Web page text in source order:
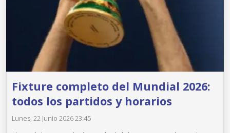
Fixture completo del Mundial 2026:
todos los partidos y horarios
Lunes, 22 Junio 2026 23:45